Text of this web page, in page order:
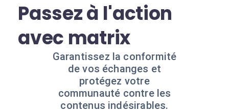
Passez à l'action
avec matrix
Garantissez la conformité
de vos échanges et
protégez votre
communauté contre les
contenus indésirables.